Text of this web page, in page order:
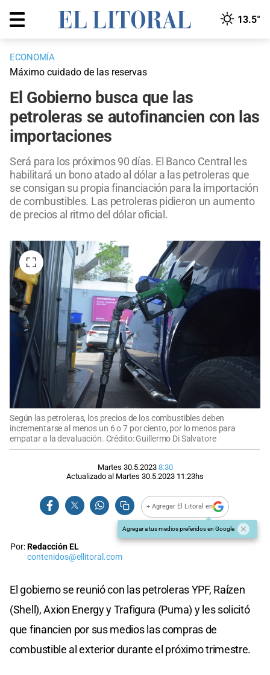
13.5°
ECONOMÍA
Máximo cuidado de las reservas
El Gobierno busca que las
petroleras se autofinancien con las
importaciones
Será para los próximos 90 días. El Banco Central les
habilitará un bono atado al dólar a las petroleras que
se consigan su propia financiación para la importación
de combustibles. Las petroleras pidieron un aumento
de precios al ritmo del dólar oficial.
Según las petroleras, los precios de los combustibles deben
incrementarse al menos un 6 o 7 por ciento, por lo menos para
empatar a la devaluación. Crédito: Guillermo Di Salvatore
Martes 30.5.2023 8:30
Actualizado al Martes 30.5.2023 11:23hs
+ Agregar El Litoral en
Agregar a tus medios preferidos en Google
Por:Redacción EL
contenidos@ellitoral.com
El gobierno se reunió con las petroleras YPF, Raízen
(Shell), Axion Energy y Trafigura (Puma) y les solicitó
que financien por sus medios las compras de
combustible al exterior durante el próximo trimestre.